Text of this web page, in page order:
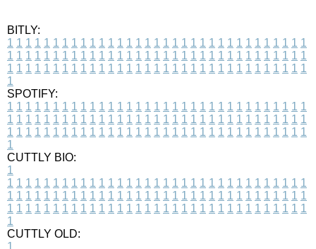
BITLY:
1 1 1 1 1 1 1 1 1 1 1 1 1 1 1 1 1 1 1 1 1 1 1 1 1 1 1 1 1 1 1 1 1
1 1 1 1 1 1 1 1 1 1 1 1 1 1 1 1 1 1 1 1 1 1 1 1 1 1 1 1 1 1 1 1 1
1 1 1 1 1 1 1 1 1 1 1 1 1 1 1 1 1 1 1 1 1 1 1 1 1 1 1 1 1 1 1 1 1
1
SPOTIFY:
1 1 1 1 1 1 1 1 1 1 1 1 1 1 1 1 1 1 1 1 1 1 1 1 1 1 1 1 1 1 1 1 1
1 1 1 1 1 1 1 1 1 1 1 1 1 1 1 1 1 1 1 1 1 1 1 1 1 1 1 1 1 1 1 1 1
1 1 1 1 1 1 1 1 1 1 1 1 1 1 1 1 1 1 1 1 1 1 1 1 1 1 1 1 1 1 1 1 1
1
CUTTLY BIO:
1
1 1 1 1 1 1 1 1 1 1 1 1 1 1 1 1 1 1 1 1 1 1 1 1 1 1 1 1 1 1 1 1 1
1 1 1 1 1 1 1 1 1 1 1 1 1 1 1 1 1 1 1 1 1 1 1 1 1 1 1 1 1 1 1 1 1
1 1 1 1 1 1 1 1 1 1 1 1 1 1 1 1 1 1 1 1 1 1 1 1 1 1 1 1 1 1 1 1 1
1
CUTTLY OLD:
1